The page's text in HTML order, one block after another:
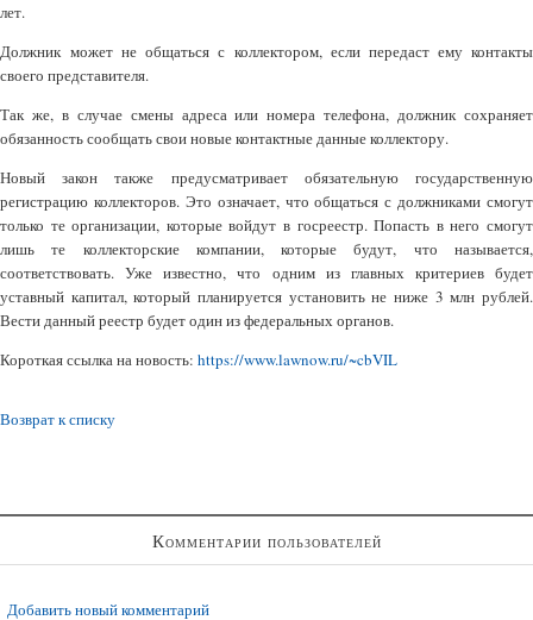
лет.
Должникможет не общаться с коллектором, если передаст ему контакты
своего представителя.
Так же, в случае смены адреса или номера телефона, должник сохраняет
обязанность сообщать свои новые контактные данные коллектору.
Новый закон также предусматривает обязательную государственную
регистрацию коллекторов. Это означает, что общаться с должниками смогут
только те организации, которые войдут в госреестр. Попасть в него смогут
лишь те коллекторские компании, которые будут, что называется,
соответствовать. Уже известно, что одним из главных критериев будет
уставный капитал, который планируется установить не ниже 3 млн рублей.
Вести данный реестр будет один из федеральных органов.
Короткая ссылка на новость: https://www.lawnow.ru/~cbVIL
Возврат к списку
Комментарии пользователей
Добавить новый комментарий